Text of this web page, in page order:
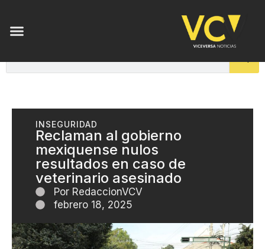
INSEGURIDAD
Reclaman al gobierno
mexiquense nulos
resultados en caso de
veterinario asesinado
Por RedaccionVCV
febrero 18, 2025